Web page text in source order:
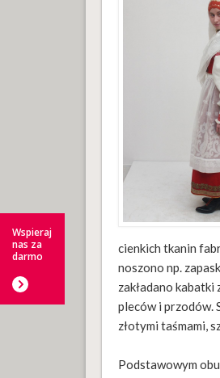
cienkich tkanin
noszono np.
zakładano
pleców i przodów.
złotymi taśmami,
Podstawowym
Wspieraj
nas za
darmo